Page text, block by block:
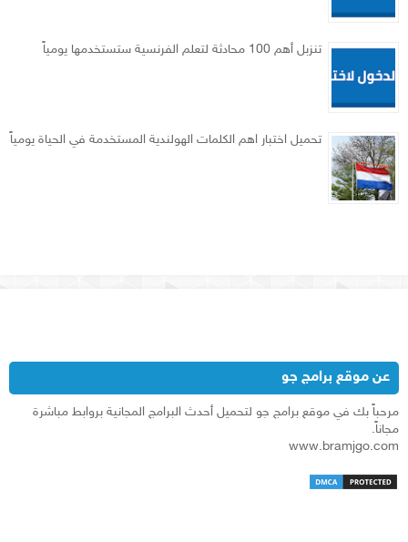
تنزبل أهم 100 محادثة لتعلم الفرنسية ستستخدمها يومياً
تحميل اختبار اهم الكلمات الهولندية المستخدمة في الحياة يومياً
عن موقع برامج جو
مرحباً بك في موقع برامج جو لتحميل أحدث البرامج المجانية بروابط مباشرة
مجاناً.
www.bramjgo.com